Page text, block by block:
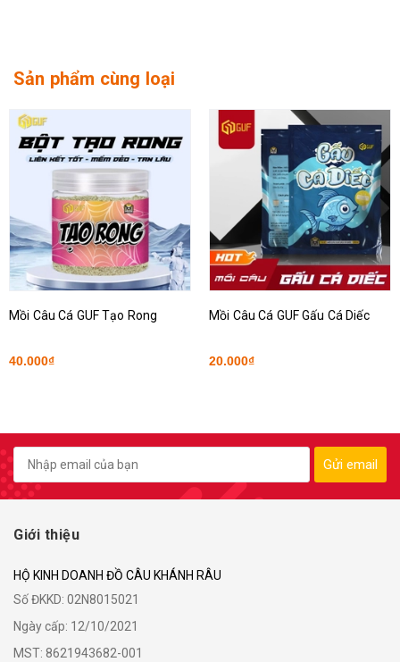
Sản phẩm cùng loại
Mồi Câu Cá GUF Tạo Rong
40.000₫
Mồi Câu Cá GUF Gấu Cá Diếc
20.000₫
Gửi email
Giới thiệu
HỘ KINH DOANH ĐỒ CÂU KHÁNH RÂU
Số ĐKKD: 02N8015021
Ngày cấp: 12/10/2021
MST: 8621943682-001